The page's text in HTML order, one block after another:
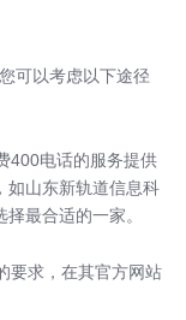
可以考虑以下途径
400电话的服务提供
如山东新轨道信息科
最合适的一家。
要求，在其官方网站